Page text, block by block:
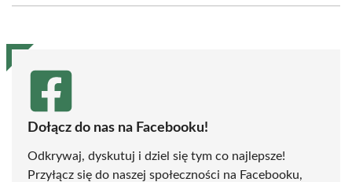
(Twitter)
Dołącz do nas na Facebooku!
Odkrywaj, dyskutuj i dziel się tym co najlepsze!
Przyłącz się do naszej społeczności na Facebooku,